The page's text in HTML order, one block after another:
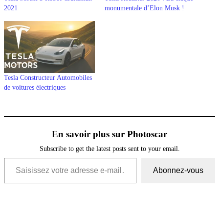
2021
monumentale d’Elon Musk !
Tesla Constructeur Automobiles
de voitures électriques
En savoir plus sur Photoscar
Subscribe to get the latest posts sent to your email.
Saisissez votre adresse e-mail…
Abonnez-vous